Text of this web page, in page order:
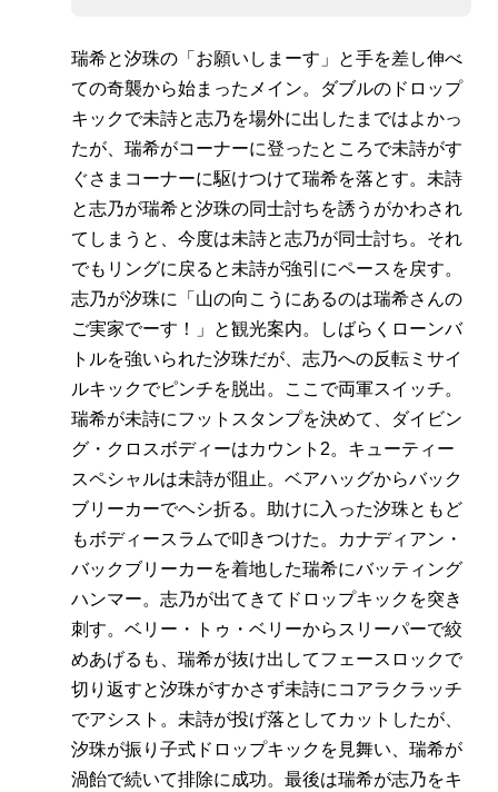
瑞希と汐珠の「お願いしまーす」と手を差し伸べ
ての奇襲から始まったメイン。ダブルのドロップ
キックで未詩と志乃を場外に出したまではよかっ
たが、瑞希がコーナーに登ったところで未詩がす
ぐさまコーナーに駆けつけて瑞希を落とす。未詩
と志乃が瑞希と汐珠の同士討ちを誘うがかわされ
てしまうと、今度は未詩と志乃が同士討ち。それ
でもリングに戻ると未詩が強引にペースを戻す。
志乃が汐珠に「山の向こうにあるのは瑞希さんの
ご実家でーす！」と観光案内。しばらくローンバ
トルを強いられた汐珠だが、志乃への反転ミサイ
ルキックでピンチを脱出。ここで両軍スイッチ。
瑞希が未詩にフットスタンプを決めて、ダイビン
グ・クロスボディーはカウント2。キューティー
スペシャルは未詩が阻止。ベアハッグからバック
ブリーカーでヘシ折る。助けに入った汐珠ともど
もボディースラムで叩きつけた。カナディアン・
バックブリーカーを着地した瑞希にバッティング
ハンマー。志乃が出てきてドロップキックを突き
刺す。ベリー・トゥ・ベリーからスリーパーで絞
めあげるも、瑞希が抜け出してフェースロックで
切り返すと汐珠がすかさず未詩にコアラクラッチ
でアシスト。未詩が投げ落としてカットしたが、
汐珠が振り子式ドロップキックを見舞い、瑞希が
渦飴で続いて排除に成功。最後は瑞希が志乃をキ